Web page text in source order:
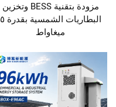
مزودة بتقنية BESS وتخزين
البطاريات الشمسية بقدرة ٥
ميغاواط